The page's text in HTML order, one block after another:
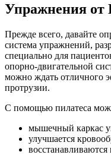
Упражнения от
Прежде всего, давайте
система упражнений,
специально для
опорно-двигательной
можно ждать отличного
протрузии.
С помощью пилатеса
мышечный каркас
улучшается